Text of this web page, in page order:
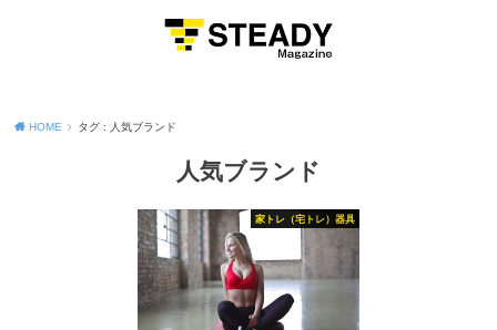
HOME タグ : 人気ブランド
人気ブランド
家トレ（宅トレ）器具